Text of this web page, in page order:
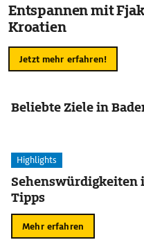
Entspannen mit
Kroatien
Jetzt mehr erfahren!
Beliebte Ziele in
Highlights
Sehenswürdigkeiten
Tipps
Mehr erfahren